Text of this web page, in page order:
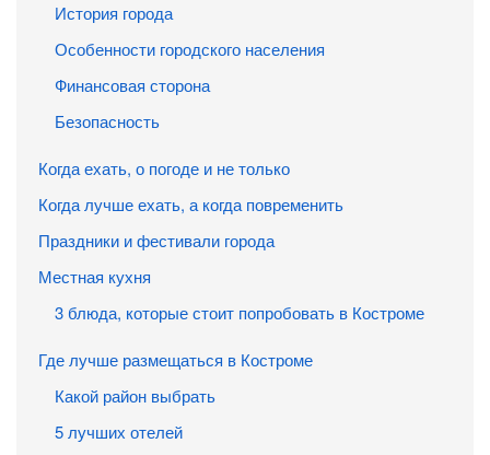
История города
Особенности городского населения
Финансовая сторона
Безопасность
Когда ехать, о погоде и не только
Когда лучше ехать, а когда повременить
Праздники и фестивали города
Местная кухня
3 блюда, которые стоит попробовать в Костроме
Где лучше размещаться в Костроме
Какой район выбрать
5 лучших отелей